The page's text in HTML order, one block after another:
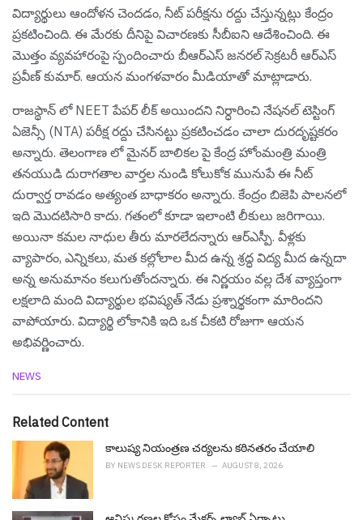
విద్యార్థులు ఆందోళ‌న చెంద‌డం, నీట్ ప‌రీక్ష‌ను ర‌ద్దు చేస్తున్న‌ట్లు కేంద్రం
ప్ర‌క‌టించింది. ఈ మేర‌కు దీనిపై విచార‌ణ‌కు సీబీఐని ఆదేశించింది. ఈ
మొత్తం వ్య‌వ‌హారంపై స్పందించారు బీఆర్ఎస్ జ‌న‌ర‌ల్ సెక్ర‌ట‌రీ ఆర్ఎస్
ప్ర‌వీణ్ కుమార్. ఆయ‌న మంగ‌ళ‌వారం మీడియాతో మాట్లాడారు.
రాజస్థాన్ లో NEET పేపర్ లీక్ అయిందని నిర్ధారించి నేషనల్ టెస్టింగ్
ఏజెన్సీ (NTA) పరీక్ష రద్దు చేసినట్టు ప్రకటించడం చాలా దురదృష్టకరం
అన్నారు. తెలంగాణ లో మైనర్ బాలికల పై కేంద్ర హోంమంత్రి మంత్రి
తనయుడి దురాగతాల వార్తల నుండి కోలుకోక మునుపే ఈ నీట్
దుర్వార్త రావడం అత్యంత బాధాకరం అన్నారు. కేంద్రం బిజెపి పాలనలో
ఇది మొదటిసారి కాదు. గతంలో కూడా ఇలాంటి లీకులు జరిగాయి.
అయినా కమల నాధుల తీరు మారలేదన్నారు ఆర్ఎస్పీ. వీళ్లకు
వ్యాపారం, ఎన్నికలు, మత కల్లోలాల మీద ఉన్న శ్రద్ధ విద్య మీద ఉన్నదా
అన్న అనుమానం కలుగుతోందన్నారు. ఈ నిర్ణ‌యం వ‌ల్ల దేశ వ్యాప్తంగా
లక్షలాది మంది విద్యార్థుల భవిష్యత్ నేడు ప్రశ్నార్థకంగా మారింద‌ని
వాపోయారు. విద్యార్థి లోకానికి ఇది ఒక చీకటి రోజుగా ఆయ‌న
అభివ‌ర్ణించారు.
C
e
e
NEWS
Related Content
కాలుష్య నియంత్రణ చర్యలను కఠినతరం చేయాలి
BY NEWS DESK REPORTER AUGUST 8, 2026